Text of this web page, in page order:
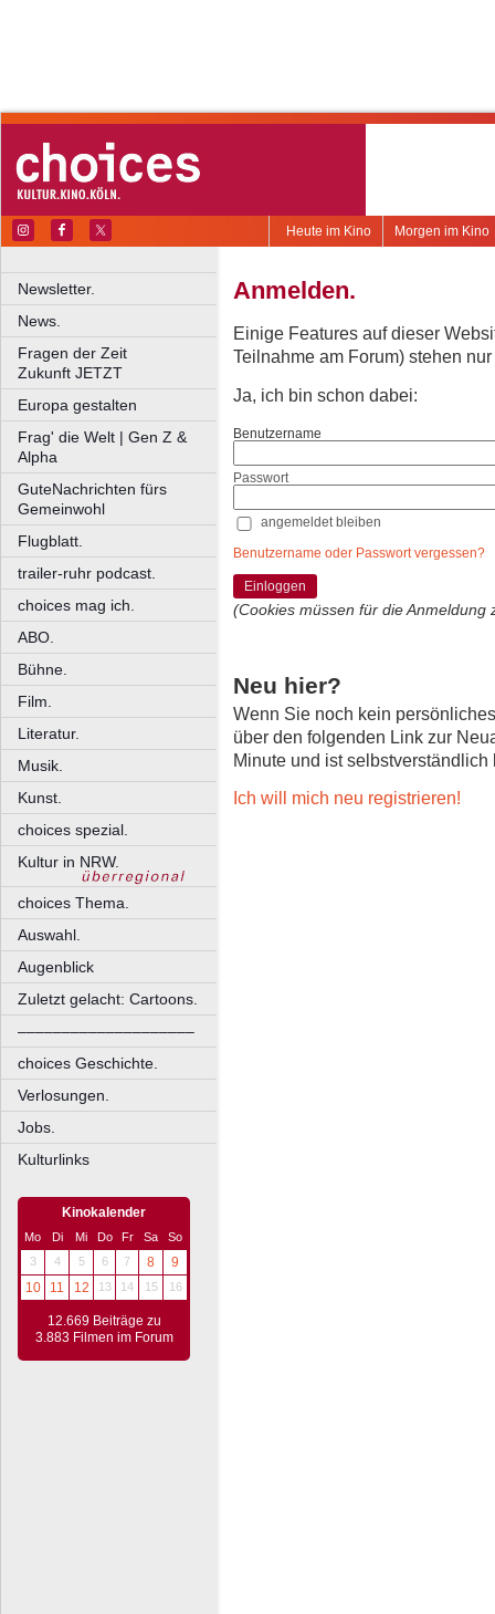
Morgen im Kino
Heute im Kino
Newsletter.
News.
Fragen der Zeit
Zukunft JETZT
Europa gestalten
Frag' die Welt | Gen Z &
Alpha
GuteNachrichten fürs
Gemeinwohl
Flugblatt.
trailer-ruhr podcast.
choices mag ich.
ABO.
Bühne.
Film.
Literatur.
Musik.
Kunst.
choices spezial.
Kultur in NRW.
choices Thema.
Auswahl.
Augenblick
Zuletzt gelacht: Cartoons.
––––––––––––––––––––
choices Geschichte.
Verlosungen.
Jobs.
Kulturlinks
Kinokalender
Mo Di Mi Do Fr Sa
So
3
4 5 6 7 8
9
10
11 12 13 14 15 16
12.669 Beiträge zu
3.883 Filmen im Forum
Anmelden.
Einige Features auf dieser
Teilnahme am Forum) stehen
Ja, ich bin schon dabei:
Benutzername
Passwort
angemeldet bleiben
Benutzername oder Passwort vergessen?
Einloggen
(Cookies müssen für die Anmeldung
Neu hier?
Wenn Sie noch kein
über den folgenden Link zur
Minute und ist selbstverständlich
Ich will mich neu registrieren!